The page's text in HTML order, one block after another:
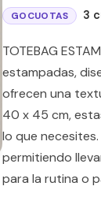
GOCUOTAS 3
TOTEBAG
estampadas,
ofrecen una
40 x 45 cm,
lo que
permitiendo
para la rutina o